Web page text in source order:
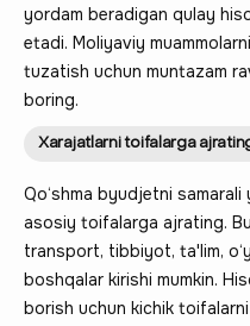
yordam beradigan qulay
etadi. Moliyaviy
tuzatish uchun muntazam
boring.
Xarajatlarni toifalarga
Qo‘shma byudjetni
asosiy toifalarga ajrating.
transport, tibbiyot, ta'lim,
boshqalar kirishi mumkin.
borish uchun kichik